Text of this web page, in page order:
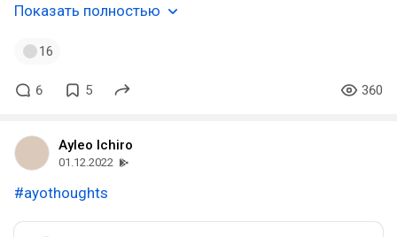
Показать полностью
16
6 5 360
Ayleo Ichiro
01.12.2022
#ayothoughts